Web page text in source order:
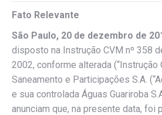
Fato Relevante
São Paulo, 20 de dezembro de
disposto na Instrução CVM nº 358
2002, conforme alterada (“Instrução
Saneamento e Participações S.A.
e sua controlada Águas Guariroba
anunciam que, na presente data, foi